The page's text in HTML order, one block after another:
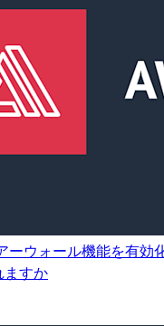
ーウォール機能を有効
ますか